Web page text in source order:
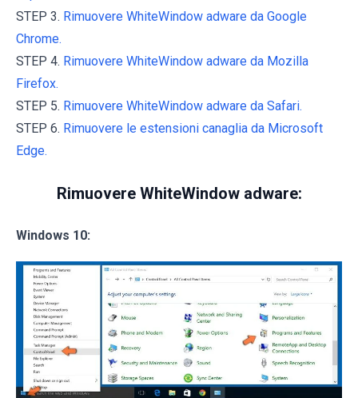
STEP 3. Rimuovere WhiteWindow adware da Google
Chrome.
STEP 4. Rimuovere WhiteWindow adware da Mozilla
Firefox.
STEP 5. Rimuovere WhiteWindow adware da Safari.
STEP 6. Rimuovere le estensioni canaglia da Microsoft
Edge.
Rimuovere WhiteWindow adware:
Windows 10: